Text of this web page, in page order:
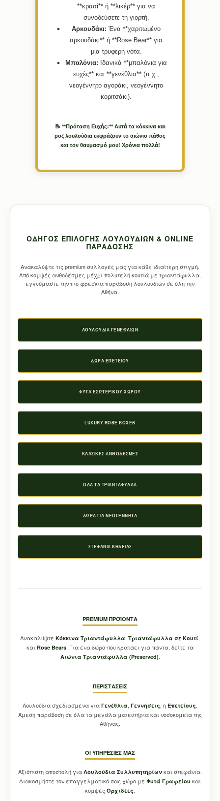
**κρασί** ή **λικέρ** για να
συνοδεύσετε τη γιορτή.
Αρκουδάκι: Ένα **χαριτωμένο
αρκουδάκι** ή **Rose Bear** για
μια τρυφερή νότα.
Μπαλόνια: Ιδανικά **μπαλόνια για
ευχές** και **γενέθλια** (π.χ.,
νεογέννητο αγοράκι, νεογέννητο
κοριτσάκι).
📝 **Πρόταση Ευχής:** Αυτά τα κόκκινα και
ροζ λουλούδια εκφράζουν το αιώνιο πάθος
και τον θαυμασμό μου! Χρόνια πολλά!
ΟΔΗΓΌΣ ΕΠΙΛΟΓΉΣ ΛΟΥΛΟΥΔΙΏΝ & ONLINE
ΠΑΡΆΔΟΣΗΣ
Ανακαλύψτε τις premium συλλογές μας για κάθε ιδιαίτερη στιγμή.
Από κομψές ανθοδέσμες μέχρι πολυτελή κουτιά με τριαντάφυλλα,
εγγυόμαστε την πιο φρέσκια παράδοση λουλουδιών σε όλη την
Αθήνα.
ΛΟΥΛΟΎΔΙΑ ΓΕΝΕΘΛΊΩΝ
ΔΏΡΑ ΕΠΕΤΕΊΟΥ
ΦΥΤΆ ΕΣΩΤΕΡΙΚΟΎ ΧΏΡΟΥ
LUXURY ROSE BOXES
ΚΛΑΣΙΚΈΣ ΑΝΘΟΔΈΣΜΕΣ
ΌΛΑ ΤΑ ΤΡΙΑΝΤΆΦΥΛΛΑ
ΔΏΡΑ ΓΙΑ ΝΕΟΓΈΝΝΗΤΑ
ΣΤΕΦΆΝΙΑ ΚΗΔΕΊΑΣ
PREMIUM ΠΡΟΪΌΝΤΑ
Ανακαλύψτε Κόκκινα Τριαντάφυλλα, Τριαντάφυλλα σε Κουτί,
και Rose Bears. Για ένα δώρο που κρατάει για πάντα, δείτε τα
Aιώνια Τριαντάφυλλα (Preserved).
ΠΕΡΙΣΤΆΣΕΙΣ
Λουλούδια σχεδιασμένα για Γενέθλια, Γεννήσεις, ή Επετείους.
Άμεση παράδοση σε όλα τα μεγάλα μαιευτήρια και νοσοκομεία της
Αθήνας.
ΟΙ ΥΠΗΡΕΣΊΕΣ ΜΑΣ
Αξιόπιστη αποστολή για Λουλούδια Συλλυπητηρίων και στεφάνια.
Διακοσμήστε τον επαγγελματικό σας χώρο με Φυτά Γραφείου και
κομψές Ορχιδέες.